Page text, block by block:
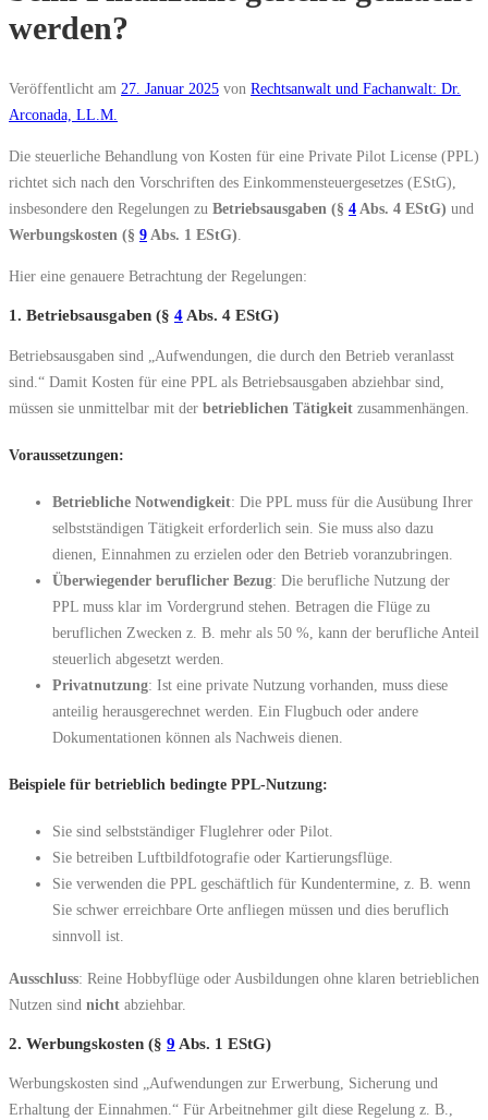
werden?
Veröffentlicht am 27. Januar 2025 von Rechtsanwalt und Fachanwalt: Dr.
Arconada, LL.M.
Die steuerliche Behandlung von Kosten für eine Private Pilot License (PPL)
richtet sich nach den Vorschriften des Einkommensteuergesetzes (EStG),
insbesondere den Regelungen zu Betriebsausgaben (§ 4 Abs. 4 EStG) und
Werbungskosten (§ 9 Abs. 1 EStG)
Hier eine genauere Betrachtung der Regelungen:
1. Betriebsausgaben (§ 4 Abs. 4 EStG)
Betriebsausgaben sind „Aufwendungen, die durch den Betrieb veranlasst
sind.“ Damit Kosten für eine PPL als Betriebsausgaben abziehbar sind,
müssen sie unmittelbar mit der betrieblichen Tätigkeit zusammenhängen.
Voraussetzungen:
Betriebliche Notwendigkeit: Die PPL muss für die Ausübung Ihrer
selbstständigen Tätigkeit erforderlich sein. Sie muss also dazu
dienen, Einnahmen zu erzielen oder den Betrieb voranzubringen.
Überwiegender beruflicher Bezug: Die berufliche Nutzung der
PPL muss klar im Vordergrund stehen. Betragen die Flüge zu
beruflichen Zwecken z. B. mehr als 50 %, kann der berufliche Anteil
steuerlich abgesetzt werden.
Privatnutzung: Ist eine private Nutzung vorhanden, muss diese
anteilig herausgerechnet werden. Ein Flugbuch oder andere
Dokumentationen können als Nachweis dienen.
Beispiele für betrieblich bedingte PPL-Nutzung:
Sie sind selbstständiger Fluglehrer oder Pilot.
Sie betreiben Luftbildfotografie oder Kartierungsflüge.
Sie verwenden die PPL geschäftlich für Kundentermine, z. B. wenn
Sie schwer erreichbare Orte anfliegen müssen und dies beruflich
sinnvoll ist.
Ausschluss: Reine Hobbyflüge oder Ausbildungen ohne klaren betrieblichen
Nutzen sind nicht abziehbar.
2. Werbungskosten (§ 9 Abs. 1 EStG)
Werbungskosten sind „Aufwendungen zur Erwerbung, Sicherung und
Erhaltung der Einnahmen.“ Für Arbeitnehmer gilt diese Regelung z. B.,